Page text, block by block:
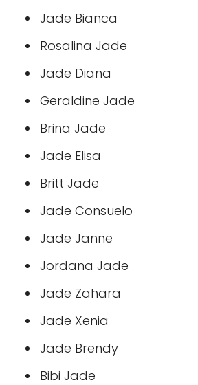
Jade Bianca
Rosalina Jade
Jade Diana
Geraldine Jade
Brina Jade
Jade Elisa
Britt Jade
Jade Consuelo
Jade Janne
Jordana Jade
Jade Zahara
Jade Xenia
Jade Brendy
Bibi Jade